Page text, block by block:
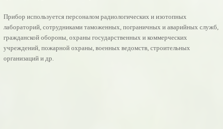
Прибор используется персоналом радиологических и изотопных
лабораторий, сотрудниками таможенных, пограничных и аварийных служб,
гражданской обороны, охраны государственных и коммерческих
учреждений, пожарной охраны, военных ведомств, строительных
организаций и др.